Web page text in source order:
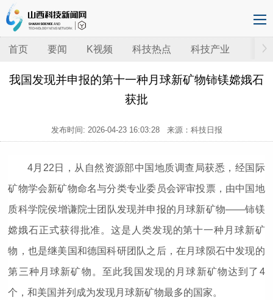
首页 要闻 K视频 科技热点 科技产业
我国发现并申报的第十一种月球新矿物铈镁嫦娥石
获批
发布时间: 2026-04-23 16:03:28来源：科技日报
4月22日，从自然资源部中国地质调查局获悉，经国际
矿物学会新矿物命名与分类专业委员会评审投票，由中国地
质科学院侯增谦院士团队发现并申报的月球新矿物——铈镁
嫦娥石正式获得批准。这是人类发现的第十一种月球新矿
物，也是继美国和德国科研团队之后，在月球陨石中发现的
第三种月球新矿物。至此我国发现的月球新矿物达到了4
个，和美国并列成为发现月球新矿物最多的国家。